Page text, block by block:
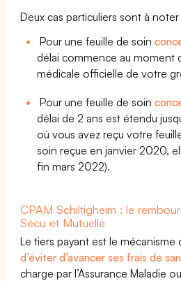
Deux cas particuliers sont à noter
Pour une feuille de soin
délai commence au moment
médicale officielle de votre
Pour une feuille de soin
délai de 2 ans est étendu
où vous avez reçu votre
soin reçue en janvier 2020,
fin mars 2022).
CPAM Schiltigheim : le
Sécu et Mutuelle
Le tiers payant est le
d’éviter d’avancer ses frais de
charge par l’Assurance Maladie